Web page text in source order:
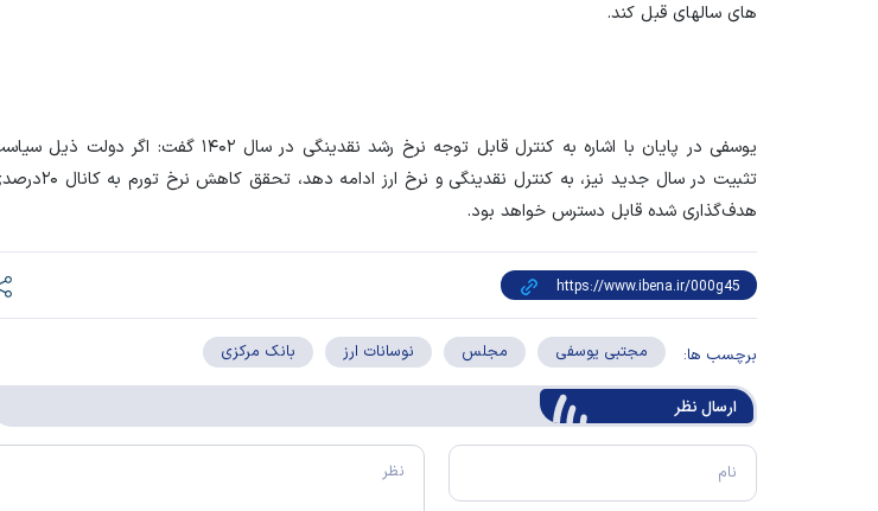
های سالهای قبل کند.
یوسفی در پایان با اشاره به کنترل قابل توجه نرخ رشد نقدینگی در سال ۱۴۰۲ گفت: اگر دولت ذیل
تثبیت در سال جدید نیز، به کنترل نقدینگی و نرخ ارز ادامه دهد، تحقق
هدف‌گذاری شده قابل دسترس خواهد بود.
برچسب ها: مجتبی یوسفی مجلس نوسانات ارز بانک مرکزی
ارسال‌ نظر